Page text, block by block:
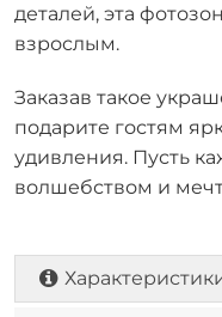
деталей, эта
взрослым.
Заказав такое
подарите гостям
удивления. Пусть
волшебством и